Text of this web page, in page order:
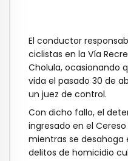
El conductor
ciclistas en la Vía
Cholula, ocasionando
vida el pasado 30 de
un juez de control.
Con dicho fallo, el
ingresado en el
mientras se desahoga
delitos de homicidio